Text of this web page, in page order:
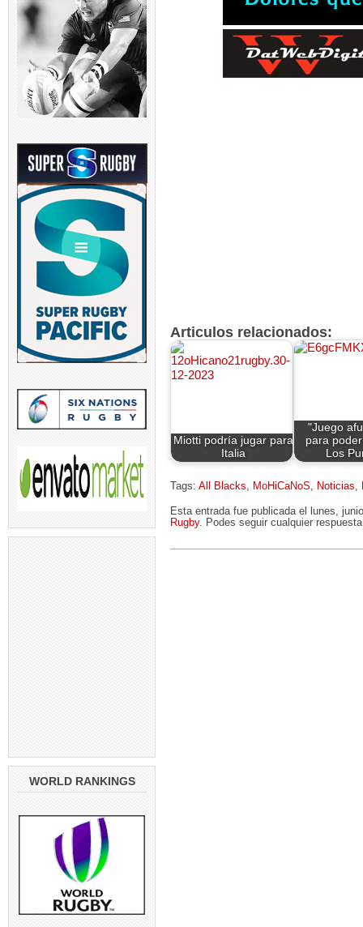
WORLD RANKINGS
Articulos relacionados:
Miotti podría jugar para
Italia
"Juego
para
Los
Tags: All Blacks, MoHiCaNoS, Noticias,
Esta entrada fue publicada el lunes,
Rugby. Podes seguir cualquier